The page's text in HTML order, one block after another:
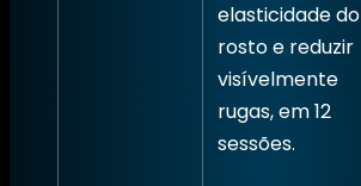
elasticidade do
rosto e reduzir
visívelmente
rugas, em 12
sessões.